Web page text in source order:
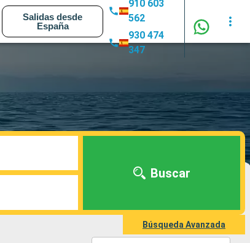
Salidas desde
España
910 603
562
930 474
347
Buscar
Búsqueda Avanzada